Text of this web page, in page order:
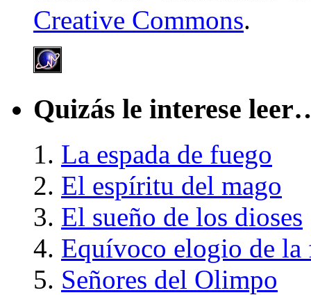
Creative Commons.
Quizás le interese
La espada de fuego
El espíritu del mago
El sueño de los dioses
Equívoco elogio de la
Señores del Olimpo